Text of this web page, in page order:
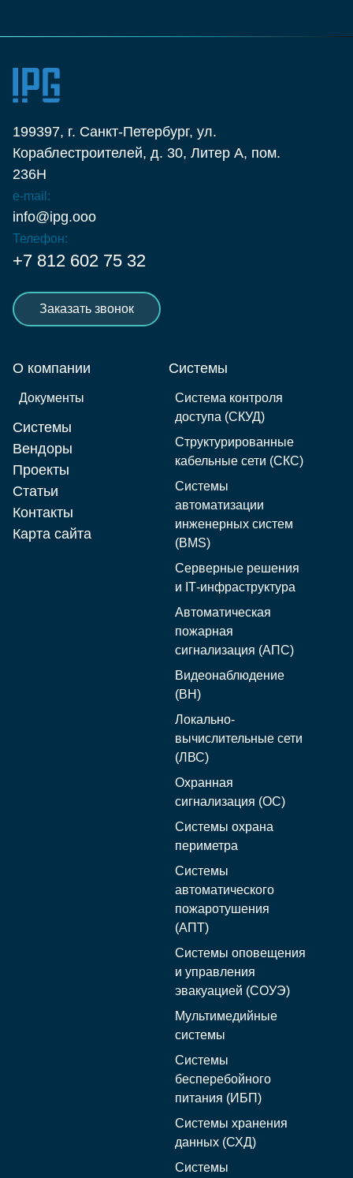
199397, г. Санкт-Петербург, ул.
Кораблестроителей, д. 30, Литер А, пом.
236Н
e-mail:
info@ipg.ooo
Телефон:
+7 812 602 75 32
Заказать звонок
О компании
Документы
Системы
Вендоры
Проекты
Статьи
Контакты
Карта сайта
Системы
Система контроля
доступа (СКУД)
Структурированные
кабельные сети (СКС)
Системы
автоматизации
инженерных систем
(BMS)
Серверные решения
и IT‑инфраструктура
Автоматическая
пожарная
сигнализация (АПС)
Видеонаблюдение
(ВН)
Локально-
вычислительные сети
(ЛВС)
Охранная
сигнализация (ОС)
Системы охрана
периметра
Системы
автоматического
пожаротушения
(АПТ)
Системы оповещения
и управления
эвакуацией (СОУЭ)
Мультимедийные
системы
Системы
бесперебойного
питания (ИБП)
Системы хранения
данных (СХД)
Системы